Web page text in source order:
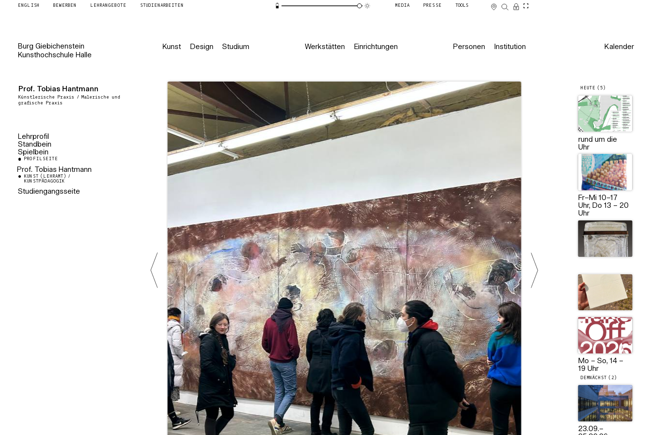
ENGLISH BEWERBEN LEHRANGEBOTE STUDIENARBEITEN MEDIA PRESSE TOOLS
Burg Giebichenstein
Kunsthochschule Halle
Kunst Design Studium Werkstätten Einrichtungen Personen Institution Kalender
HEUTE (5)
rund um die
Uhr
Fr–Mi 10–17
Uhr, Do 13 – 20
Uhr
Mo – So, 14 –
19 Uhr
DEMNÄCHST (2)
23.09.–
Prof. Tobias Hantmann
Künstlerische Praxis / Malerische und
grafische Praxis
Lehrprofil
Standbein
Spielbein
PROFILSEITE
Prof. Tobias Hantmann
Professor für Malerische und
grafische Praxis
KUNST (LEHRAMT) /
KUNSTPÄDAGOGIK
Studiengangsseite